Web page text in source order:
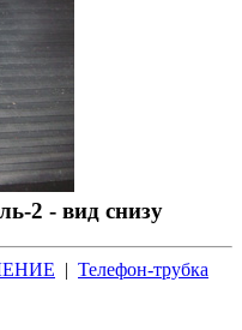
2 - вид снизу
| Телефон-трубка